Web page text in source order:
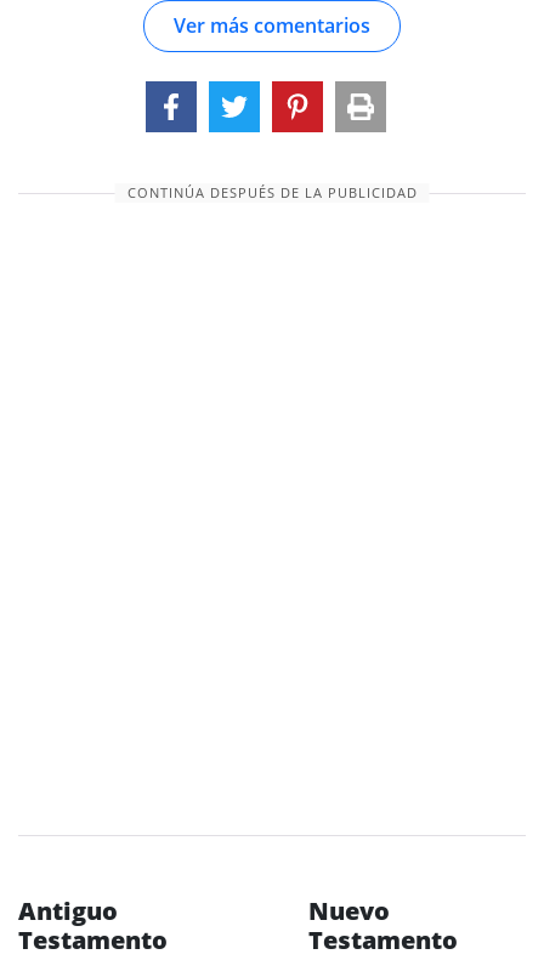
ojos por fin, cuando era demasiado tarde para
salvar sus cuerpos, y con un sincero
arrepentimiento rescataron sus almas de la
muerte. llamas, y fueron consignados a hacer
Estos escucharon la predicación de Jesucristo, o
Ver más comentarios
CONTINÚA DESPUÉS DE LA PUBLICIDAD
Antiguo
Testamento
Nuevo
Testamento